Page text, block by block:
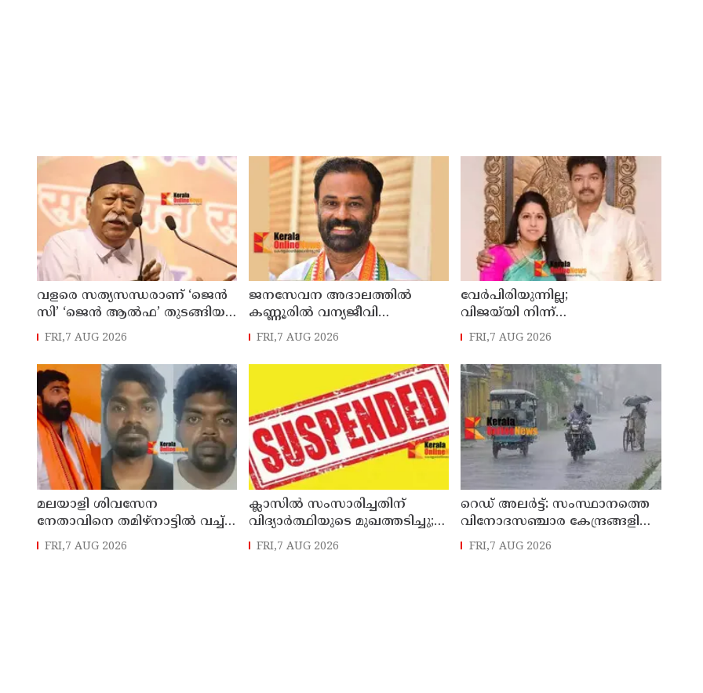
വളരെ സത്യസന്ധരാണ് ‘ജെൻ
സി’ ‘ജെൻ ആൽഫ’ തുടങ്ങിയ
യുവതലമുറ ; മോഹൻ ഭാഗവത്
FRI,7 AUG 2026
ജനസേവന അദാലത്തിൽ
കണ്ണൂരിൽ വന്യജീവി
ആക്രമണത്തിന് ഇരയായ 30
അനുവദിച്ചു
FRI,7 AUG 2026
വേർപിരിയുന്നില്ല;
വിജയ്‍യി നിന്ന്
വിവാഹമോചനം വേണ്ടെന്ന്
FRI,7 AUG 2026
മലയാളി ശിവസേന
നേതാവിനെ തമിഴ്നാട്ടിൽ വച്ച്
കൊലപ്പെടുത്തിയ സംഭവം ;
രണ്ട് പേർ പിടിയിൽ
FRI,7 AUG 2026
ക്ലാസിൽ സംസാരിച്ചതിന്
വിദ്യാര്‍ത്ഥിയുടെ മുഖത്തടിച്ചു;
അധ്യാപകന് സസ്പെൻഷൻ
FRI,7 AUG 2026
റെഡ് അലർട്ട്: സംസ്ഥാനത്തെ
വിനോദസഞ്ചാര കേന്ദ്രങ്ങളിൽ
നിയന്ത്രണം
FRI,7 AUG 2026